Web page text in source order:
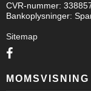
CVR-nummer:
Bankoplysninger:
Sitemap
MOMSVISNING